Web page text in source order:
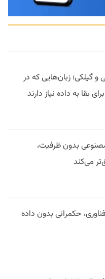
و گیلکی؛ زبان‌هایی که در
به داده نیاز دارند
بدون ظرفیت،
می‌کند
حکمرانی بدون داده